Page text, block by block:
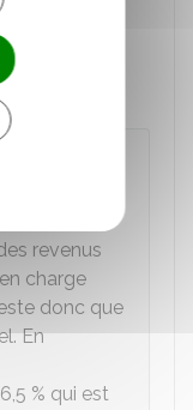
être
convention
de
revenus
charge
donc que
En
6,5 % qui est